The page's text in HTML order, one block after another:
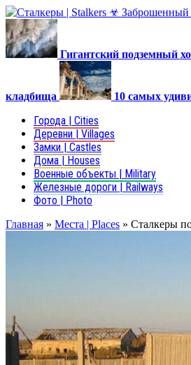
Гигантский подземный
кладбища 10 самых
Города | Cities
Деревни | Villages
Замки | Castles
Дома | Houses
Военные объекты | Military
Железные дороги | Railways
Фото | Photo
Главная » Места | Places » Сталкеры